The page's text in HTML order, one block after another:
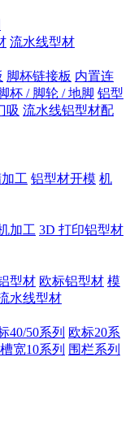
流水线型材
脚杯链接板 内置连
杯 / 脚轮 / 地脚 铝型
吸 流水线铝型材配
工 铝型材开模 机
加工 3D 打印铝型材
型材 欧标铝型材 模
水线型材
40/50系列 欧标20系
宽10系列 围栏系列